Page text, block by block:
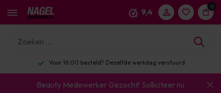
9,4
0
Voor 16:00 besteld? Dezelfde werkdag verstuurd
Beauty Medewerker Gezocht! Solliciteer nu